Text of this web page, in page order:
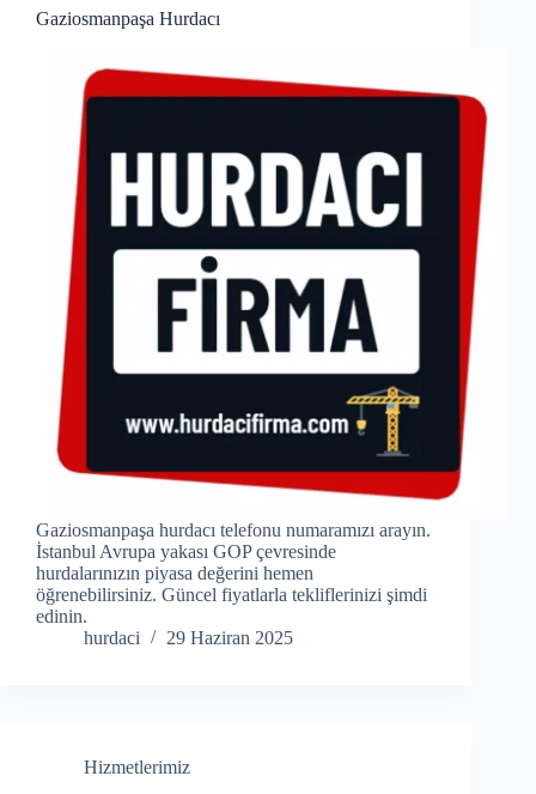
Gaziosmanpaşa Hurdacı
Gaziosmanpaşa hurdacı telefonu numaramızı arayın.
İstanbul Avrupa yakası GOP çevresinde
hurdalarınızın piyasa değerini hemen
öğrenebilirsiniz. Güncel fiyatlarla tekliflerinizi şimdi
edinin.
hurdaci
29 Haziran 2025
Hizmetlerimiz